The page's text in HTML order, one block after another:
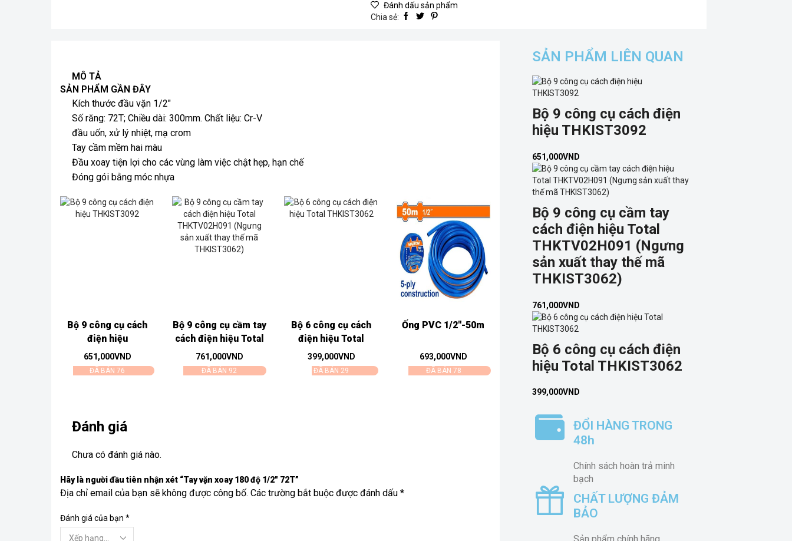
Đánh dấu sản phẩm
Chia sẻ:
MÔ TẢ
SẢN PHẨM GẦN ĐÂY
Kích thước đầu vặn 1/2″
Số răng: 72T; Chiều dài: 300mm. Chất liệu: Cr-V
đầu uốn, xử lý nhiệt, mạ crom
Tay cầm mềm hai màu
Đầu xoay tiện lợi cho các vùng làm việc chật hẹp, hạn chế
Đóng gói bằng móc nhựa
Bộ 9 công cụ cách
điện hiệu
THKIST3092
651,000VND
ĐÃ BÁN 76
Bộ 9 công cụ cầm tay
cách điện hiệu Total
THK...
761,000VND
ĐÃ BÁN 92
Bộ 6 công cụ cách
điện hiệu Total
THKIST3062
399,000VND
ĐÃ BÁN 29
Ống PVC 1/2″-50m
693,000VND
ĐÃ BÁN 78
Đánh giá
Chưa có đánh giá nào.
Hãy là người đầu tiên nhận xét “Tay vặn xoay 180 độ 1/2″ 72T”
Địa chỉ email của bạn sẽ không được công bố. Các trường bắt buộc được đánh dấu *
Đánh giá của bạn *
SẢN PHẨM LIÊN QUAN
Bộ 9 công cụ cách điện
hiệu THKIST3092
651,000VND
Bộ 9 công cụ cầm tay
cách điện hiệu Total
THKTV02H091 (Ngưng
sản xuất thay thế mã
THKIST3062)
761,000VND
Bộ 6 công cụ cách điện
hiệu Total THKIST3062
399,000VND
ĐỔI HÀNG TRONG
48h
Chính sách hoàn trả minh
bạch
CHẤT LƯỢNG ĐẢM
BẢO